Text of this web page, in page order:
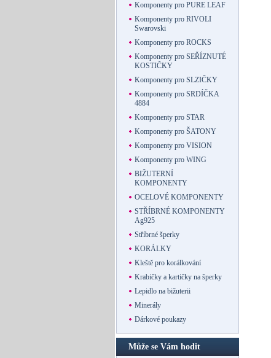
Komponenty pro PURE LEAF
Komponenty pro RIVOLI
Swarovski
Komponenty pro ROCKS
Komponenty pro SEŘÍZNUTÉ
KOSTIČKY
Komponenty pro SLZIČKY
Komponenty pro SRDÍČKA
4884
Komponenty pro STAR
Komponenty pro ŠATONY
Komponenty pro VISION
Komponenty pro WING
BIŽUTERNÍ
KOMPONENTY
OCELOVÉ KOMPONENTY
STŘÍBRNÉ KOMPONENTY
Ag925
Stříbrné šperky
KORÁLKY
Kleště pro korálkování
Krabičky a kartičky na šperky
Lepidlo na bižuterii
Minerály
Dárkové poukazy
Může se Vám hodit